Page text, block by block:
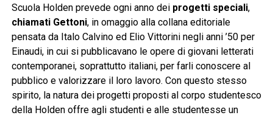
Scuola Holden prevede ogni anno dei progetti speciali,
chiamati Gettoni, in omaggio alla collana editoriale
pensata da Italo Calvino ed Elio Vittorini negli anni ’50 per
Einaudi, in cui si pubblicavano le opere di giovani letterati
contemporanei, soprattutto italiani, per farli conoscere al
pubblico e valorizzare il loro lavoro. Con questo stesso
spirito, la natura dei progetti proposti al corpo studentesco
della Holden offre agli studenti e alle studentesse un